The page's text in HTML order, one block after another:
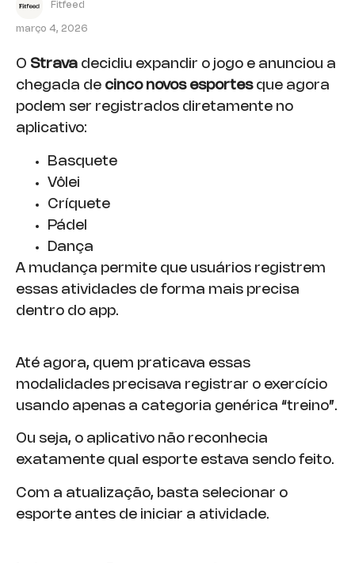
Fitfeed
março 4, 2026
O Strava decidiu expandir o jogo e anunciou a
chegada de cinco novos esportesque agora
podem ser registrados diretamente no
aplicativo:
Basquete
Vôlei
Críquete
Pádel
Dança
A mudança permite que usuários registrem
essas atividades de forma mais precisa
dentro do app.
Até agora, quem praticava essas
modalidades precisava registrar o exercício
usando apenas a categoria genérica “treino”.
Ou seja, o aplicativo não reconhecia
exatamente qual esporte estava sendo feito.
Com a atualização, basta selecionar o
esporte antes de iniciar a atividade.